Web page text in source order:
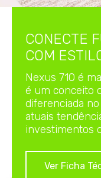
CONECTE
COM
Nexus 710 é
é um conceito
diferenciada
atuais
investimentos
Ver Ficha